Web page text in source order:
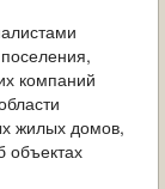
компаний
жилых домов,
объектах